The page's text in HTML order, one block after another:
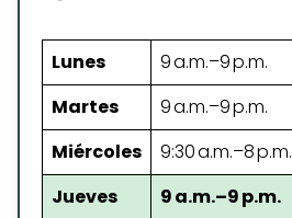
Lunes
9 a.m.–9 p.m.
Martes
9 a.m.–9 p.m.
Miércoles
9:30 a.m.–8 p.m.
Jueves
9 a.m.–9 p.m.